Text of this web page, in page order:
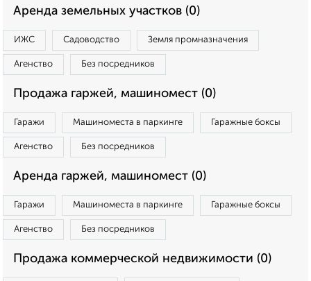
Аренда земельных участков (0)
ИЖС Садоводство Земля промназначения
Агенство Без посредников
Продажа гаржей, машиномест (0)
Гаражи Машиноместа в паркинге Гаражные боксы
Агенство Без посредников
Аренда гаржей, машиномест (0)
Гаражи Машиноместа в паркинге Гаражные боксы
Агенство Без посредников
Продажа коммерческой недвижимости (0)